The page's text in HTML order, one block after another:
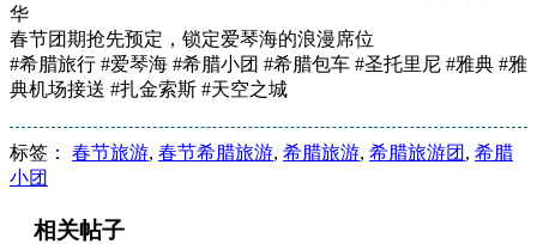
华
春节团期抢先预定，锁定爱琴海的浪漫席位
#希腊旅行 #爱琴海 #希腊小团 #希腊包车 #圣托里尼 #雅典 #雅
典机场接送 #扎金索斯 #天空之城
标签： 春节旅游, 春节希腊旅游, 希腊旅游, 希腊旅游团 , 希腊
小团
相关帖子